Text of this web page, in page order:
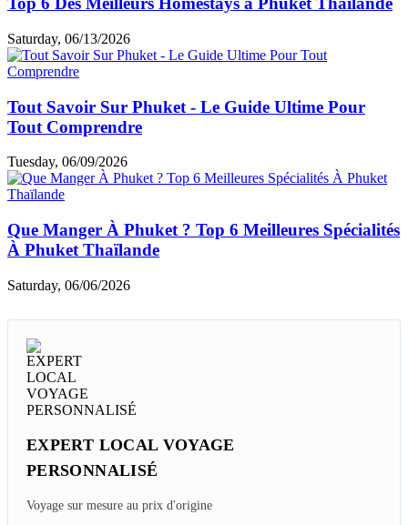
Saturday, 06/13/2026
Tout Savoir Sur Phuket - Le Guide Ultime Pour
Tout Comprendre
Tuesday, 06/09/2026
Que Manger À Phuket ? Top 6 Meilleures Spécialités
À Phuket Thaïlande
Saturday, 06/06/2026
EXPERT LOCAL VOYAGE
PERSONNALISÉ
Voyage sur mesure au prix d'origine